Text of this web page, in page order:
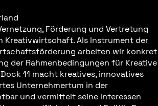
Förderung und Vertretung
Kreativwirtschaft. Als Instrument der
arbeiten wir konkret
der Rahmenbedingungen für Kreative
11 macht kreatives, innovatives
Unternehmertum in der
und vermittelt seine Interessen